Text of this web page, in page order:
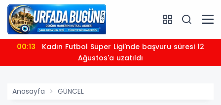
00:13
Ağustos'a uzatıldı
Anasayfa GÜNCEL